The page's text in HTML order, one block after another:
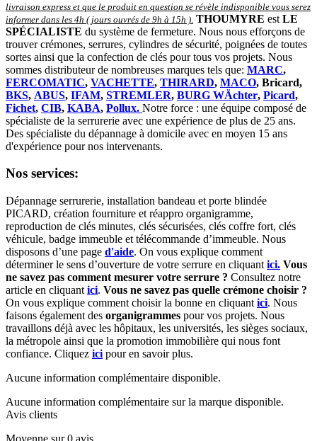
livraison express et que le produit en question se révèle indisponible vous serez
informer dans les 4h ( jours ouvrés de 9h à 15h ) THOUMYRE est LE
SPÉCIALISTE du système de fermeture. Nous nous efforçons de
trouver crémones, serrures, cylindres de sécurité, poignées de toutes
sortes ainsi que la confection de clés pour tous vos projets. Nous
sommes distributeur de nombreuses marques tels que: MARC,
FERCOMATIC, VACHETTE, THIRARD, MACO, Bricard,
BKS, ABUS, IFAM, STREMLER, BURG WÄchter, Picard,
Fichet, CIB, KABA, Pollux. Notre force : une équipe composé de
spécialiste de la serrurerie avec une expérience de plus de 25 ans.
Des spécialiste du dépannage à domicile avec en moyen 15 ans
d'expérience pour nos intervenants.
Nos services:
Dépannage serrurerie, installation bandeau et porte blindée
PICARD, création fourniture et réappro organigramme,
reproduction de clés minutes, clés sécurisées, clés coffre fort, clés
véhicule, badge immeuble et télécommande d’immeuble. Nous
disposons d’une page d'aide. On vous explique comment
déterminer le sens d’ouverture de votre serrure en cliquant ici. Vous
ne savez pas comment mesurer votre serrure ? Consultez notre
article en cliquant ici. Vous ne savez pas quelle crémone choisir ?
On vous explique comment choisir la bonne en cliquant ici. Nous
faisons également des organigrammes pour vos projets. Nous
travaillons déjà avec les hôpitaux, les universités, les sièges sociaux,
la métropole ainsi que la promotion immobilière qui nous font
confiance. Cliquez ici pour en savoir plus.
Aucune information complémentaire disponible.
Aucune information complémentaire sur la marque disponible.
Avis clients
Moyenne sur 0 avis